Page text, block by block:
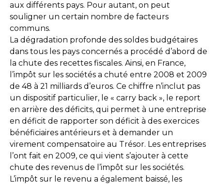
aux différents pays. Pour autant, on peut
souligner un certain nombre de facteurs
communs.
La dégradation profonde des soldes budgétaires
dans tous les pays concernés a procédé d’abord de
la chute des recettes fiscales. Ainsi, en France,
l’impôt sur les sociétés a chuté entre 2008 et 2009
de 48 à 21 milliards d’euros. Ce chiffre n’inclut pas
un dispositif particulier, le « carry back », le report
en arrière des déficits, qui permet à une entreprise
en déficit de rapporter son déficit à des exercices
bénéficiaires antérieurs et à demander un
virement compensatoire au Trésor. Les entreprises
l’ont fait en 2009, ce qui vient s’ajouter à cette
chute des revenus de l’impôt sur les sociétés.
L’impôt sur le revenu a également baissé, les